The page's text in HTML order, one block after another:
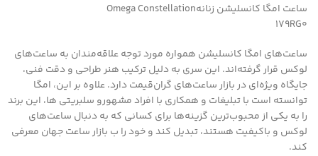
ساعت امگا کانسلیشن زنانهOmega Constellation
179RG۰
ساعت‌های امگا کانسلیشن همواره مورد توجه علاقه‌مندان به ساعت‌های
لوکس قرار گرفته‌اند. این سری به دلیل ترکیب هنر طراحی و دقت فنی،
جایگاه ویژه‌ای در بازار ساعت‌های گران‌قیمت دارد. علاوه بر این، امگا
توانسته است با تبلیغات و همکاری با افراد مشهورو سلبریتی ها، این برند
را به یکی از محبوب‌ترین گزینه‌ها برای کسانی که به دنبال ساعت‌های
لوکس و باکیفیت هستند، تبدیل کند و خود را ب بازار ساعت جهان معرفی
کند.